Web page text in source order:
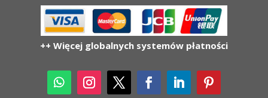
++ Więcej globalnych systemów płatności